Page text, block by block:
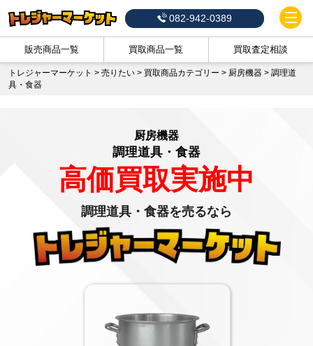
082-942-0389
販売商品一覧 買取商品一覧 買取査定相談
トレジャーマーケット > 売りたい > 買取商品カテゴリー > 厨房機器 > 調理道
具・食器
厨房機器
調理道具・食器
高価買取実施中
調理道具・食器を売るなら